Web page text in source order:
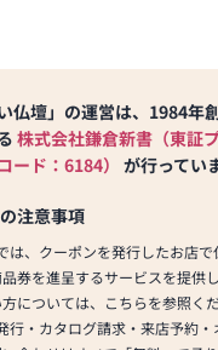
社工場で
を整えてお
時お受付し
する様子を
身の目で見
得のうえご
ばご安心い
思います。
クトな小型
仏壇」の運営は、1984年
株式会社鎌倉新書（東証
ード：6184） が行ってい
注意事項
は、クーポンを発行したお店で
券を進呈するサービスを提供
については、こちらを参照くだ
行・カタログ請求・来店予約